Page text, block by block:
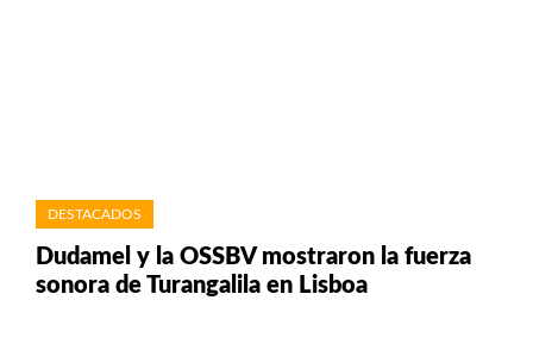
DESTACADOS
Dudamel y la OSSBV mostraron la fuerza
sonora de Turangalila en Lisboa